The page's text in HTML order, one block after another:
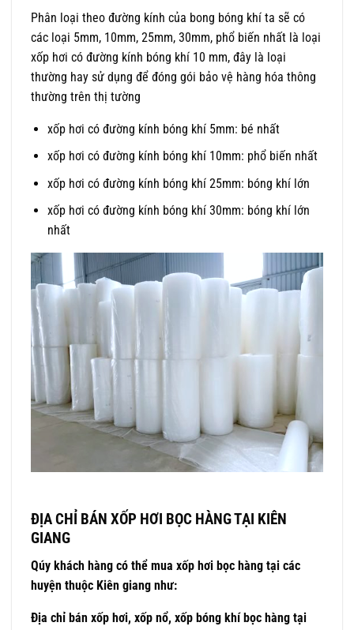
Phân loại theo đường kính của bong bóng khí ta sẽ có
các loại 5mm, 10mm, 25mm, 30mm, phổ biến nhất là loại
xốp hơi có đường kính bóng khí 10 mm, đây là loại
thường hay sử dụng để đóng gói bảo vệ hàng hóa thông
thường trên thị tường
xốp hơi có đường kính bóng khí 5mm: bé nhất
xốp hơi có đường kính bóng khí 10mm: phổ biến nhất
xốp hơi có đường kính bóng khí 25mm: bóng khí lớn
xốp hơi có đường kính bóng khí 30mm: bóng khí lớn
nhất
ĐỊA CHỈ BÁN XỐP HƠI BỌC HÀNG TẠI KIÊN
GIANG
Qúy khách hàng có thể mua xốp hơi bọc hàng tại các
huyện thuộc Kiên giang như:
Địa chỉ bán xốp hơi, xốp nổ, xốp bóng khí bọc hàng tại